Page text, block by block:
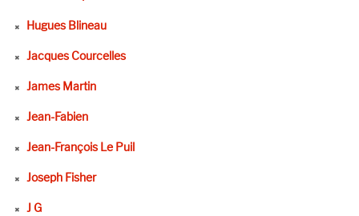
Hugues Blineau
Jacques Courcelles
James Martin
Jean-Fabien
Jean-François Le Puil
Joseph Fisher
J G